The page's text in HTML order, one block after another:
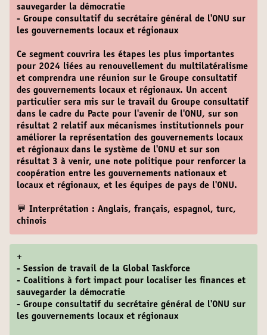
sauvegarder la démocratie
- Groupe consultatif du secrétaire général de l'ONU sur
les gouvernements locaux et régionaux
Ce segment couvrira les étapes les plus importantes
pour 2024 liées au renouvellement du multilatéralisme
et comprendra une réunion sur le Groupe consultatif
des gouvernements locaux et régionaux. Un accent
particulier sera mis sur le travail du Groupe consultatif
dans le cadre du Pacte pour l'avenir de l'ONU, sur son
résultat 2 relatif aux mécanismes institutionnels pour
améliorer la représentation des gouvernements locaux
et régionaux dans le système de l'ONU et sur son
résultat 3 à venir, une note politique pour renforcer la
coopération entre les gouvernements nationaux et
locaux et régionaux, et les équipes de pays de l'ONU.
💬 Interprétation : Anglais, français, espagnol, turc,
chinois
+
- Session de travail de la Global Taskforce
- Coalitions à fort impact pour localiser les finances et
sauvegarder la démocratie
- Groupe consultatif du secrétaire général de l'ONU sur
les gouvernements locaux et régionaux